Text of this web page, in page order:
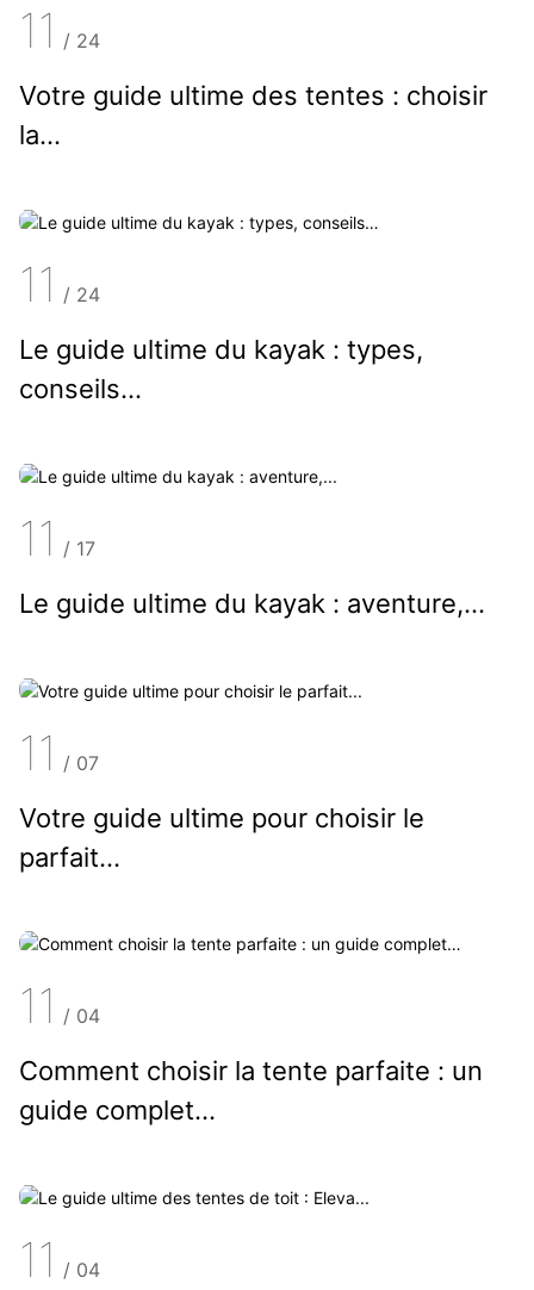
11 / 24
Votre guide ultime des tentes : choisir
la…
11 / 24
Le guide ultime du kayak : types,
conseils…
11 / 17
Le guide ultime du kayak : aventure,...
11 / 07
Votre guide ultime pour choisir le
parfait...
11 / 04
Comment choisir la tente parfaite : un
guide complet…
11 / 04